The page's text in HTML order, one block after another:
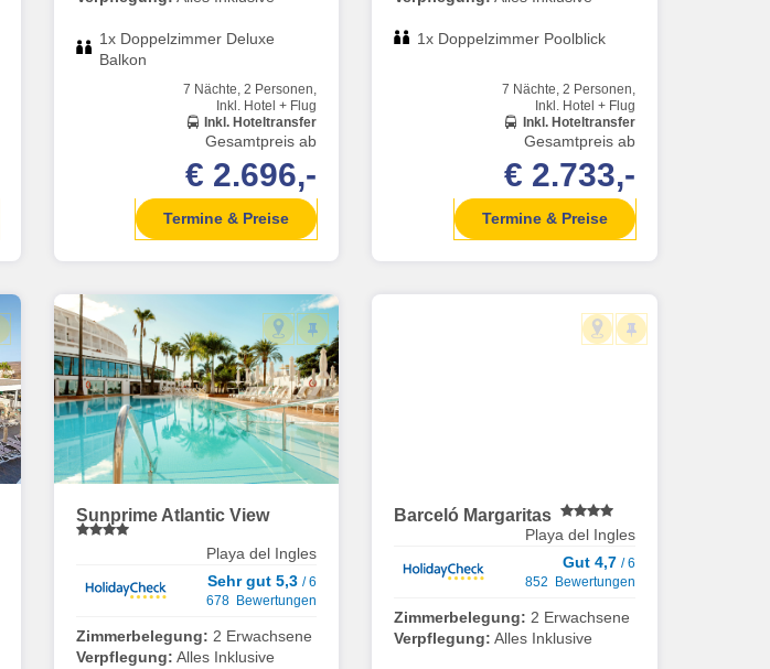
1x Doppelzimmer Deluxe
Balkon
7 Nächte, 2 Personen,
Inkl. Hotel + Flug
Inkl. Hoteltransfer
Gesamtpreis ab
€ 2.696,-
Termine & Preise
1x Doppelzimmer Poolblick
7 Nächte, 2 Personen,
Inkl. Hotel + Flug
Inkl. Hoteltransfer
Gesamtpreis ab
€ 2.733,-
Termine & Preise
Sunprime Atlantic View
Playa del Ingles
Sehr gut 5,3/ 6
678 Bewertungen
Zimmerbelegung: 2 Erwachsene
Verpflegung: Alles Inklusive
Barceló Margaritas
Playa del Ingles
Gut 4,7 / 6
852 Bewertungen
Zimmerbelegung: 2 Erwachsene
Verpflegung: Alles Inklusive